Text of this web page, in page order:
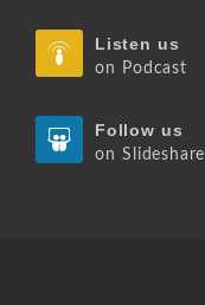
Listen us
on Podcast
Follow us
on Slideshare